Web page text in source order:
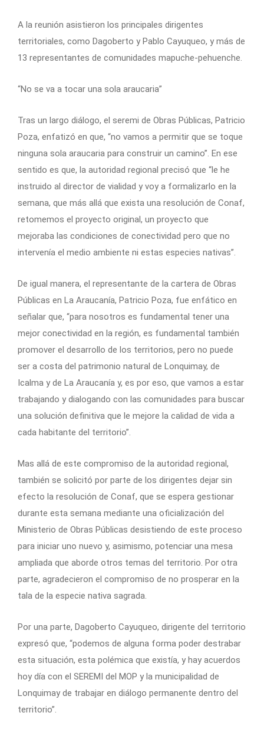
A la reunión asistieron los principales dirigentes
territoriales, como Dagoberto y Pablo Cayuqueo, y más de
13 representantes de comunidades mapuche-pehuenche.
“No se va a tocar una sola araucaria”
Tras un largo diálogo, el seremi de Obras Públicas, Patricio
Poza, enfatizó en que, “no vamos a permitir que se toque
ninguna sola araucaria para construir un camino”. En ese
sentido es que, la autoridad regional precisó que “le he
instruido al director de vialidad y voy a formalizarlo en la
semana, que más allá que exista una resolución de Conaf,
retomemos el proyecto original, un proyecto que
mejoraba las condiciones de conectividad pero que no
intervenía el medio ambiente ni estas especies nativas”.
De igual manera, el representante de la cartera de Obras
Públicas en La Araucanía, Patricio Poza, fue enfático en
señalar que, “para nosotros es fundamental tener una
mejor conectividad en la región, es fundamental también
promover el desarrollo de los territorios, pero no puede
ser a costa del patrimonio natural de Lonquimay, de
Icalma y de La Araucanía y, es por eso, que vamos a estar
trabajando y dialogando con las comunidades para buscar
una solución definitiva que le mejore la calidad de vida a
cada habitante del territorio”.
Mas allá de este compromiso de la autoridad regional,
también se solicitó por parte de los dirigentes dejar sin
efecto la resolución de Conaf, que se espera gestionar
durante esta semana mediante una oficialización del
Ministerio de Obras Públicas desistiendo de este proceso
para iniciar uno nuevo y, asimismo, potenciar una mesa
ampliada que aborde otros temas del territorio. Por otra
parte, agradecieron el compromiso de no prosperar en la
tala de la especie nativa sagrada.
Por una parte, Dagoberto Cayuqueo, dirigente del territorio
expresó que, “podemos de alguna forma poder destrabar
esta situación, esta polémica que existía, y hay acuerdos
hoy día con el SEREMI del MOP y la municipalidad de
Lonquimay de trabajar en diálogo permanente dentro del
territorio”.